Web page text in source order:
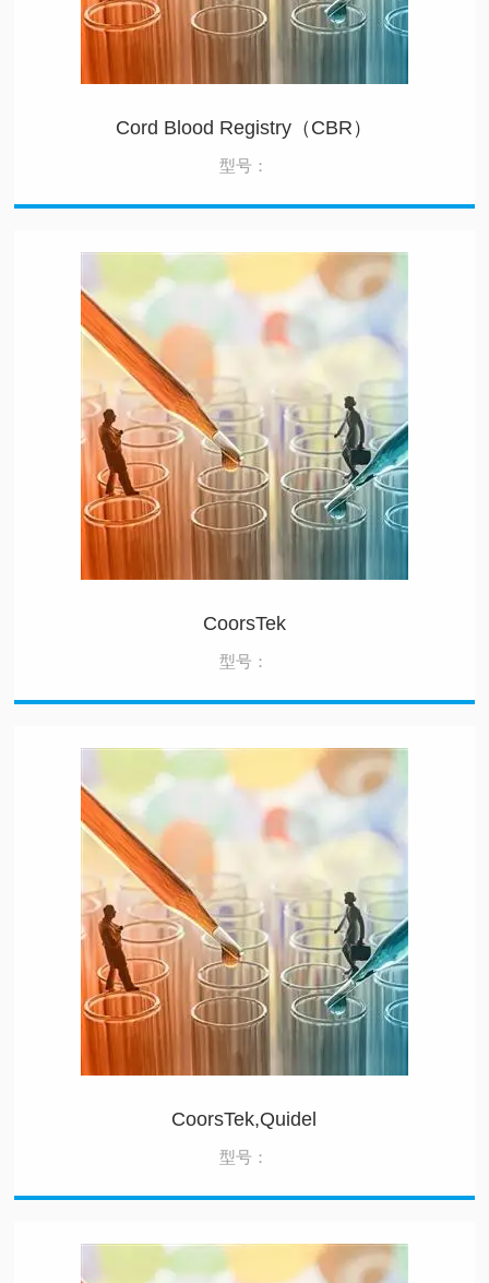
Cord Blood Registry（CBR）
型号：
CoorsTek
型号：
CoorsTek,Quidel
型号：